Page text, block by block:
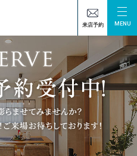
来店予約 MENU